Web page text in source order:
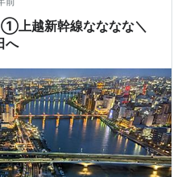
上越新幹線なななな＼
へ